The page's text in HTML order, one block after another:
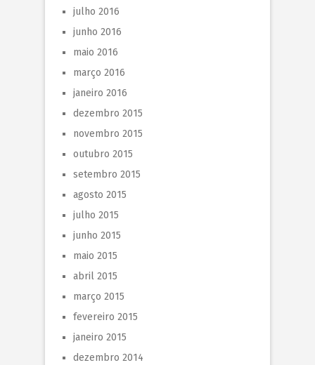
julho 2016
junho 2016
maio 2016
março 2016
janeiro 2016
dezembro 2015
novembro 2015
outubro 2015
setembro 2015
agosto 2015
julho 2015
junho 2015
maio 2015
abril 2015
março 2015
fevereiro 2015
janeiro 2015
dezembro 2014